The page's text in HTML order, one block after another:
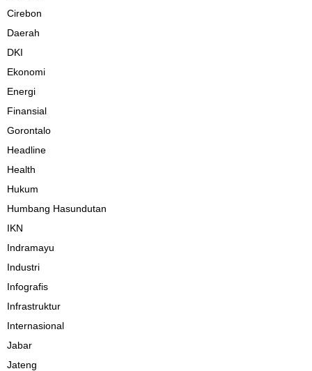
Cirebon
Daerah
DKI
Ekonomi
Energi
Finansial
Gorontalo
Headline
Health
Hukum
Humbang Hasundutan
IKN
Indramayu
Industri
Infografis
Infrastruktur
Internasional
Jabar
Jateng